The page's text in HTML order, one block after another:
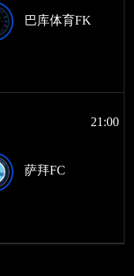
巴库体育FK
21:00
萨拜FC